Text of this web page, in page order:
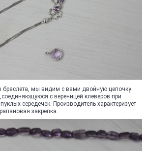
браслета, мы видим с вами двойную цепочку
с вереницей клеверов при
середечек. Производитель характеризует
закрепка.